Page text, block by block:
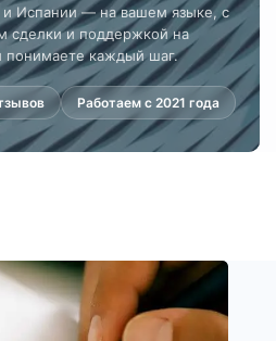
Испании — на вашем языке, с
сделки и поддержкой на
каждый шаг.
Работаем с 2021 года